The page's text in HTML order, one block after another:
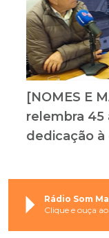
[NOMES E
relembra 45
dedicação
Rádio Som
Clique e ouça